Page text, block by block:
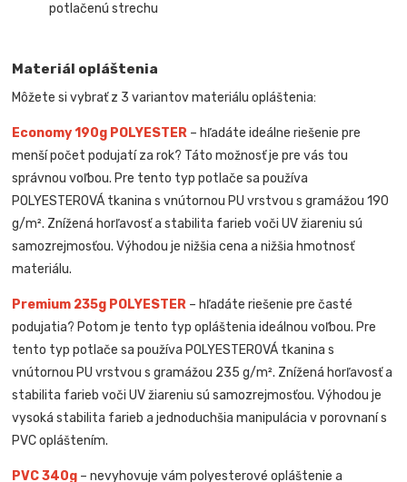
potlačenú strechu
Materiál opláštenia
Môžete si vybrať z 3 variantov materiálu opláštenia:
Economy 190g POLYESTER – hľadáte ideálne riešenie pre
menší počet podujatí za rok? Táto možnosť je pre vás tou
správnou voľbou. Pre tento typ potlače sa používa
POLYESTEROVÁ tkanina s vnútornou PU vrstvou s gramážou 190
g/m². Znížená horľavosť a stabilita farieb voči UV žiareniu sú
samozrejmosťou. Výhodou je nižšia cena a nižšia hmotnosť
materiálu.
Premium 235g POLYESTER – hľadáte riešenie pre časté
podujatia? Potom je tento typ opláštenia ideálnou voľbou. Pre
tento typ potlače sa používa POLYESTEROVÁ tkanina s
vnútornou PU vrstvou s gramážou 235 g/m². Znížená horľavosť a
stabilita farieb voči UV žiareniu sú samozrejmosťou. Výhodou je
vysoká stabilita farieb a jednoduchšia manipulácia v porovnaní s
PVC opláštením.
PVC 340g – nevyhovuje vám polyesterové opláštenie a